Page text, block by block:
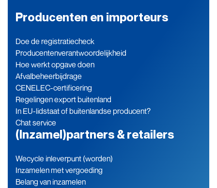
Producenten en importeurs
Doe de registratiecheck
Producenten­verantwoordelijkheid
Hoe werkt opgave doen
Afvalbeheerbijdrage
CENELEC-certificering
Regelingen export buitenland
In EU-lidstaat of buitenlandse producent?
Chat service
(Inzamel)partners & retailers
Wecycle inleverpunt (worden)
Inzamelen met vergoeding
Belang van inzamelen